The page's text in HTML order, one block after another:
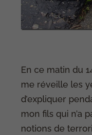
En ce matin du
me réveille les
d’expliquer
mon fils qui n’a
notions de